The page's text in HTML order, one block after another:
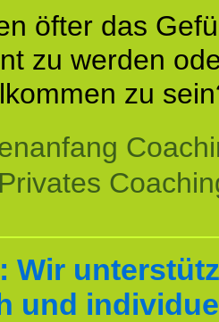
öfter das
zu werden
zu
Wir
und